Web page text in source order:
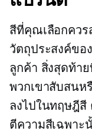
สีที่คุณเลือกควร
วัตถุประสงค์ข
ลูกค้า สิ่งสุดท้า
พวกเขาสับสนห
ลงไปในทฤษฎีสี
ตีความสีเฉพาะ